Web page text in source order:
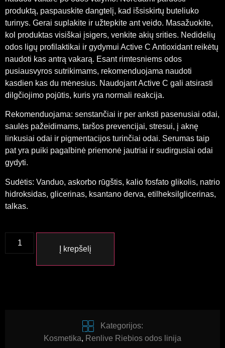
produktą, paspauskite dangtelį, kad išsiskirtų buteliuko
turinys. Gerai suplakite ir užtepkite ant veido. Masažuokite,
kol produktas visiškai įsigers, venkite akių srities. Nedidelių
odos ligų profilaktikai ir gydymui Active C Antioxidant reikėtų
naudoti kas antrą vakarą. Esant rimtesniems odos
pusiausvyros sutrikimams, rekomenduojama naudoti
kasdien kas du mėnesius. Naudojant Active C gali atsirasti
dilgčiojimo pojūtis, kuris yra normali reakcija.
Rekomenduojama: senstančiai ir per anksti pasenusiai odai,
saulės pažeidimams, taršos prevencijai, stresui, į aknę
linkusiai odai ir pigmentacijos turinčiai odai. Serumas taip
pat yra puiki pagalbinė priemonė jautriai ir sudirgusiai odai
gydyti.
Sudėtis: Vanduo, askorbo rūgštis, kalio fosfato glikolis, natrio
hidroksidas, glicerinas, ksantano derva, etilheksilglicerinas,
talkas.
Į krepšelį
Kategorijos:
Kosmetika, Renlive Riebios odos linija